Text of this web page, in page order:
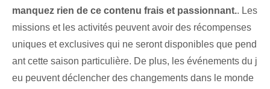
manquez rien de ce contenu frais et passionnant..⁣ Les
missions et les activités peuvent⁣ avoir des récompenses
uniques⁣ et exclusives qui ne seront disponibles que pend
ant cette⁣ saison particulière. De plus, les événements du j
eu peuvent déclencher des changements dans le monde